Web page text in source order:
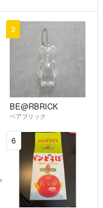
3
BE@RBRICK
ベアブリック
6